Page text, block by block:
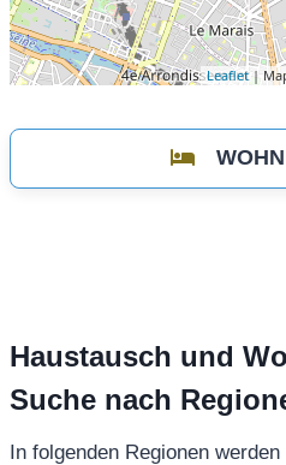
Leaflet|
Haustausch und
Suche nach
In folgenden Regionen